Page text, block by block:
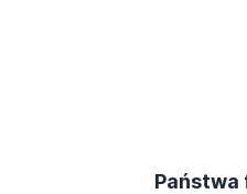
Państwa